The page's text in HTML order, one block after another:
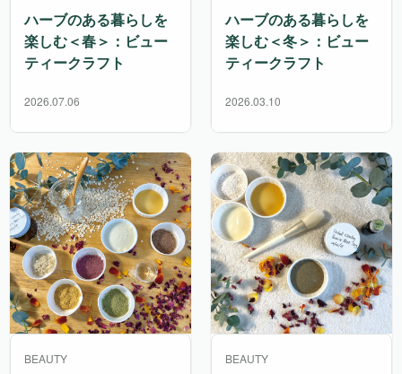
ハーブのある暮らしを
楽しむ＜春＞：ビュー
ティークラフト
2026.07.06
ハーブのある暮らしを
楽しむ＜冬＞：ビュー
ティークラフト
2026.03.10
BEAUTY BEAUTY